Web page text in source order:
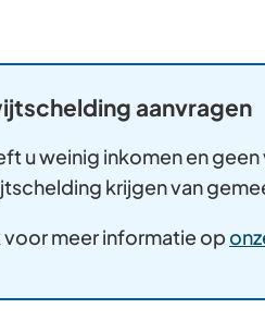
aanvragen
u weinig inkomen en
krijgen van
voor meer informatie op